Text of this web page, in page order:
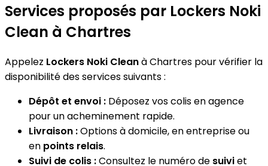
Services proposés par Lockers Noki
Clean à Chartres
Appelez Lockers Noki Cleanà Chartres pour vérifier la
disponibilité des services suivants :
Dépôt et envoi : Déposez vos colis en agence
pour un acheminement rapide.
Livraison :Options à domicile, en entreprise ou
en points relais.
Suivi de colis :Consultez le numéro de suiviet